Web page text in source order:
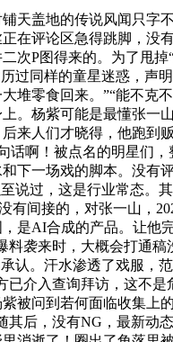
盖地的传说风闻只字
在评论区急得跳脚，
次P图得来的。为了甩
过同样的童星迷惑，
堆零食回来。”“能不
。杨紫可能是最懂张
来人们才晓得，他跑
话啊！被点名的明星们
下一场戏的脚本。没
说过，这是行业常态
有间接的，对张一山，
是AI合成的产品。让
袭来时，大概会打通
认。汗水渗透了戏服
已介入查询拜访，这不
被问到若何面临收集
后，没有NG，最新